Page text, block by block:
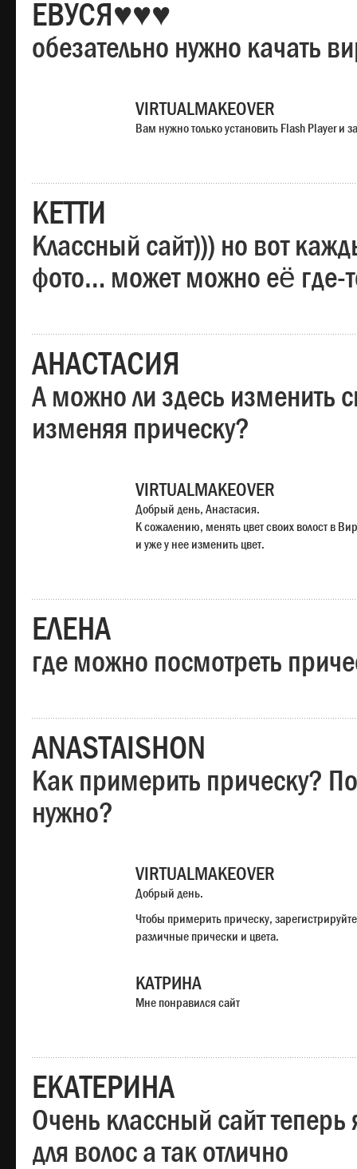
ЕВУСЯ♥♥♥
обезательно нужно качать
VIRTUALMAKEOVER
Вам нужно только установить Flash Player и
КЕТТИ
Классный сайт))) но вот
фото… может можно её где-
АНАСТАСИЯ
А можно ли здесь изменить
изменяя прическу?
VIRTUALMAKEOVER
Добрый день, Анастасия.
К сожалению, менять цвет своих волост в
и уже у нее изменить цвет.
ЕЛЕНА
где можно посмотреть
ANASTAISHON
Как примерить прическу?
нужно?
VIRTUALMAKEOVER
Добрый день.
Чтобы примерить прическу,
различные прически и цвета.
КАТРИНА
Мне понравился сайт
ЕКАТЕРИНА
Очень классный сайт теперь
для волос а так отлично